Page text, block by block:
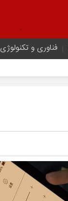
فناوری و تکنولوژی